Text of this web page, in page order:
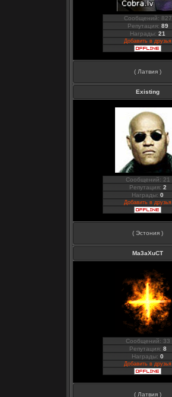
Сообщений: 827
Репутация: 89
Награды: 21
Добавить в друзья
( Латвия )
Existing
Сообщений: 21
Репутация: 2
Награды: 0
Добавить в друзья
( Эстония )
Ma3aXuCT
Сообщений: 33
Репутация: 8
Награды: 0
Добавить в друзья
( Латвия )